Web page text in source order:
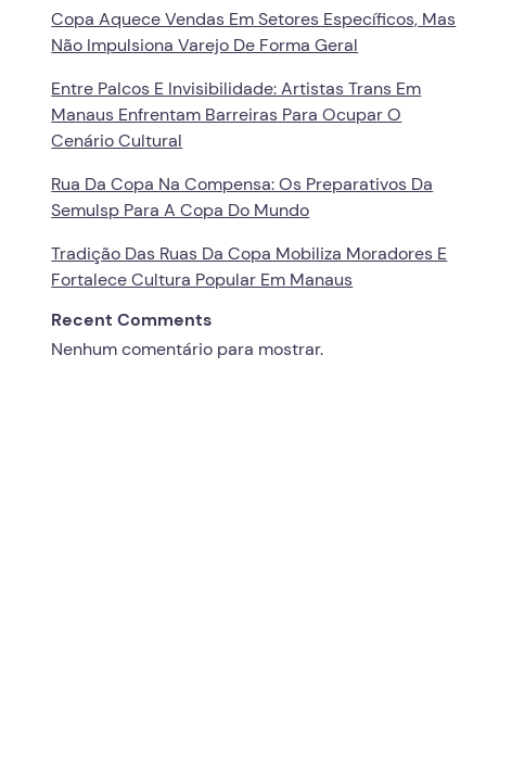
Copa Aquece Vendas Em Setores Específicos, Mas
Não Impulsiona Varejo De Forma Geral
Entre Palcos E Invisibilidade: Artistas Trans Em
Manaus Enfrentam Barreiras Para Ocupar O
Cenário Cultural
Rua Da Copa Na Compensa: Os Preparativos Da
Semulsp Para A Copa Do Mundo
Tradição Das Ruas Da Copa Mobiliza Moradores E
Fortalece Cultura Popular Em Manaus
Recent Comments
Nenhum comentário para mostrar.